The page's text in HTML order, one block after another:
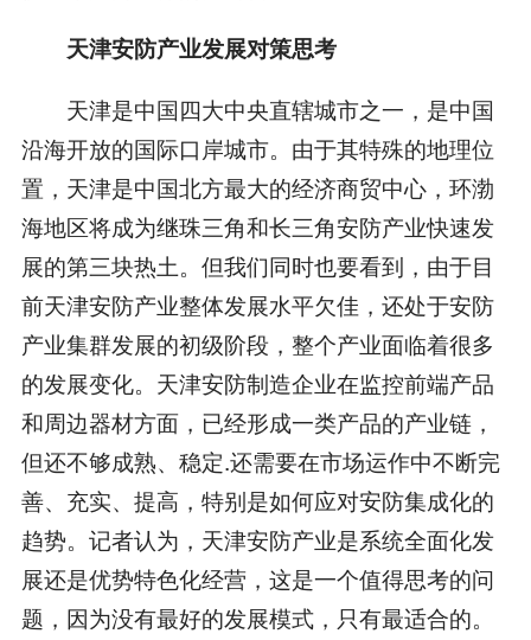
天津安防产业发展对策思考
天津是中国四大中央直辖城市之一，是中国
沿海开放的国际口岸城市。由于其特殊的地理位
置，天津是中国北方最大的经济商贸中心，环渤
海地区将成为继珠三角和长三角安防产业快速发
展的第三块热土。但我们同时也要看到，由于目
前天津安防产业整体发展水平欠佳，还处于安防
产业集群发展的初级阶段，整个产业面临着很多
的发展变化。天津安防制造企业在监控前端产品
和周边器材方面，已经形成一类产品的产业链，
但还不够成熟、稳定.还需要在市场运作中不断完
善、充实、提高，特别是如何应对安防集成化的
趋势。记者认为，天津安防产业是系统全面化发
展还是优势特色化经营，这是一个值得思考的问
题，因为没有最好的发展模式，只有最适合的。